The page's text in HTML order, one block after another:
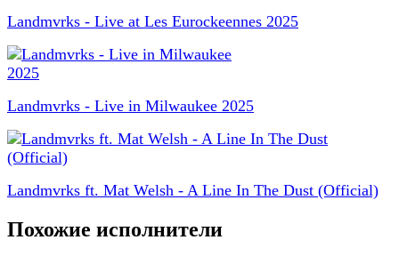
Landmvrks - Live at Les Eurockeennes 2025
Landmvrks - Live in Milwaukee 2025
Landmvrks ft. Mat Welsh - A Line In The Dust (Official)
Похожие исполнители